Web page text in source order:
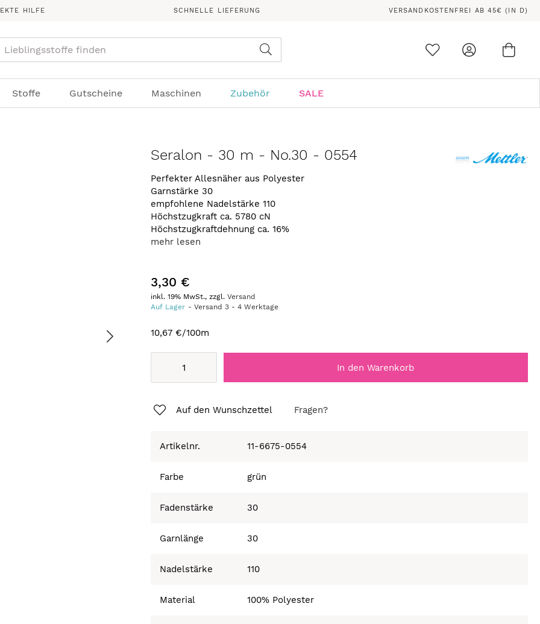
HILFE SCHNELLE LIEFERUNG VERSANDKOSTENFREI AB 45€ (IN D)
Stoffe Gutscheine Maschinen Zubehör SALE
Seralon - 30 m - No.30 - 0554
Perfekter Allesnäher aus Polyester
Garnstärke 30
empfohlene Nadelstärke 110
Höchstzugkraft ca. 5780 cN
Höchstzugkraftdehnung ca. 16%
mehr lesen
3,30 €
inkl. 19% MwSt., zzgl.Versand
Auf Lager
Versand3 -4 Werktage
10,67 €/100m
In den Warenkorb
Auf den Wunschzettel Fragen?
Artikelnr. 11-6675-0554
Farbe grün
Fadenstärke 30
Garnlänge 30
Nadelstärke 110
Material 100% Polyester